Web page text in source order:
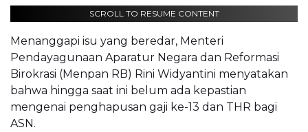
SCROLL TO RESUME CONTENT
Menanggapi isu yang beredar, Menteri
Pendayagunaan Aparatur Negara dan Reformasi
Birokrasi (Menpan RB) Rini Widyantini menyatakan
bahwa hingga saat ini belum ada kepastian
mengenai penghapusan gaji ke-13 dan THR bagi
ASN.